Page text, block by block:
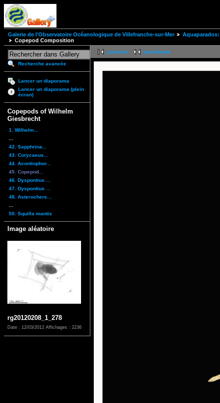
Galerie de l'Observatoire Océanologique de Villefranche-sur-Mer
Copepod Composition
Recherche avancée
Lancer un diaporama
Lancer un diaporama (plein
écran)
Copepods of Wilhelm
Giesbrecht
1. Wilhelm...
42. Sapphrina...
43. Corycaeus...
44. Acontiophor...
45. Copepod...
46. Dyspontius ...
47. Dyspontius ...
48. Asterochere...
50. Squilla mantis
Image aléatoire
rg20120208_1_278
Date : 12/03/2012 Affichages : 2236
première précédente